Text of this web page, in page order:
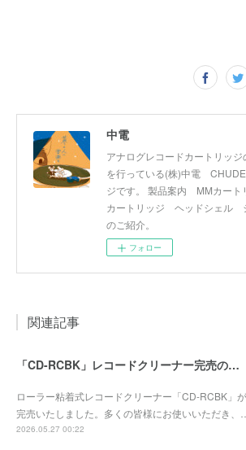
中電
アナログレコードカートリッ
を行っている(株)中電
ジです。 製品案内 MMカー
カートリッジ ヘッドシェル
のご紹介。
フォロー
関連記事
「CD-RCBK」レコードクリーナー完売のお知らせ
ローラー粘着式レコードクリーナー「CD-RCBK」が
完売いたしました。多くの皆様にお使いいただき、…
2026.05.27 00:22